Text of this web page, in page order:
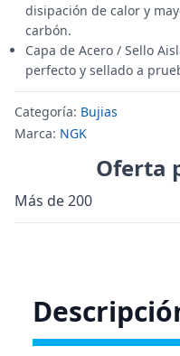
disipación de calor y
carbón.
Capa de Acero / Sello
perfecto y sellado a
Categoría: Bujias
Marca: NGK
Oferta
Más de 200